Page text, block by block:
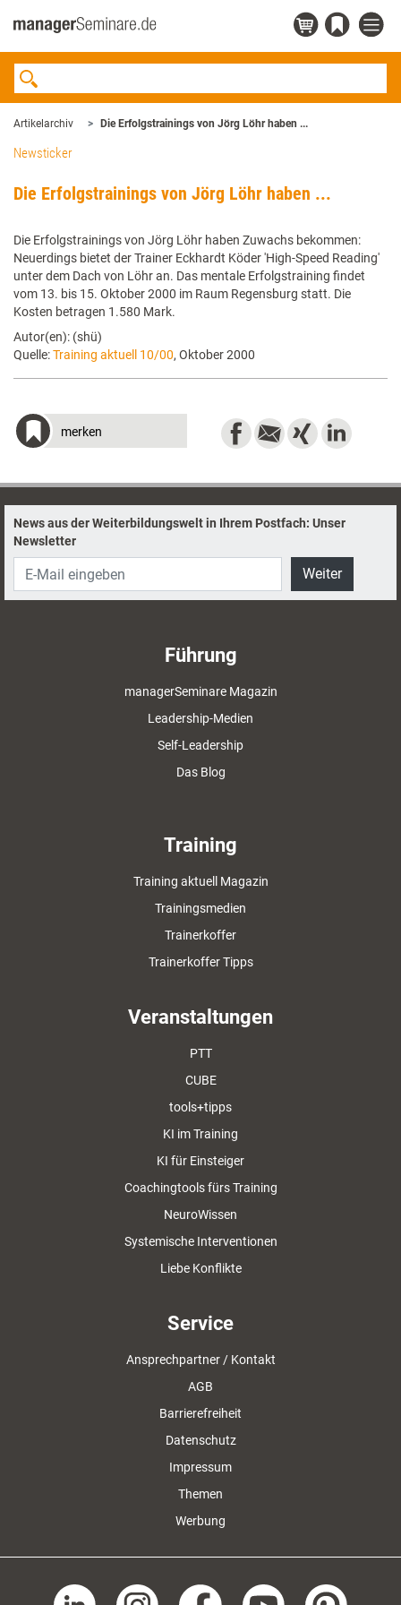
Artikelarchiv Die Erfolgstrainings von Jörg Löhr haben ...
Newsticker
Die Erfolgstrainings von Jörg Löhr haben ...
Die Erfolgstrainings von Jörg Löhr haben Zuwachs bekommen:
Neuerdings bietet der Trainer Eckhardt Köder 'High-Speed Reading'
unter dem Dach von Löhr an. Das mentale Erfolgstraining findet
vom 13. bis 15. Oktober 2000 im Raum Regensburg statt. Die
Kosten betragen 1.580 Mark.
Autor(en): (shü)
Quelle:Training aktuell 10/00, Oktober 2000
merken
News aus der Weiterbildungswelt in Ihrem Postfach: Unser
Newsletter
Weiter
Führung
managerSeminare Magazin
Leadership-Medien
Self-Leadership
Das Blog
Training
Training aktuell Magazin
Trainingsmedien
Trainerkoffer
Trainerkoffer Tipps
Veranstaltungen
PTT
CUBE
tools+tipps
KI im Training
KI für Einsteiger
Coachingtools fürs Training
NeuroWissen
Systemische Interventionen
Liebe Konflikte
Service
Ansprechpartner / Kontakt
AGB
Barrierefreiheit
Datenschutz
Impressum
Themen
Werbung